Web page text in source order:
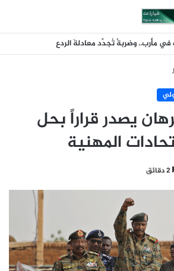
مأرب.. وضربةٌ تُجدِّد معادلةَ الردع
يصدر قراراً بحل
المهنية